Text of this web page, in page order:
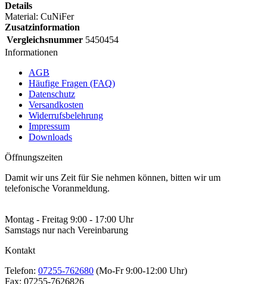
Details
Material: CuNiFer
Zusatzinformation
Vergleichsnummer 5450454
Informationen
AGB
Häufige Fragen (FAQ)
Datenschutz
Versandkosten
Widerrufsbelehrung
Impressum
Downloads
Öffnungszeiten
Damit wir uns Zeit für Sie nehmen können, bitten wir um
telefonische Voranmeldung.
Montag - Freitag 9:00 - 17:00 Uhr
Samstags nur nach Vereinbarung
Kontakt
Telefon: 07255-762680 (Mo-Fr 9:00-12:00 Uhr)
Fax: 07255-7626826